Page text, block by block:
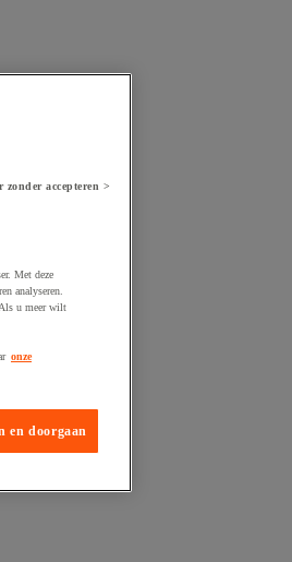
zonder accepteren >
Met deze
analyseren.
Als u meer wilt
onze
en doorgaan